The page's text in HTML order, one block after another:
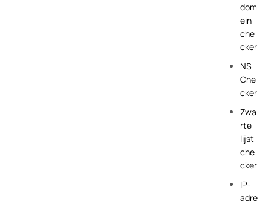
dom
ein
che
cker
NS
Che
cker
Zwa
rte
lijst
che
cker
IP-
adre